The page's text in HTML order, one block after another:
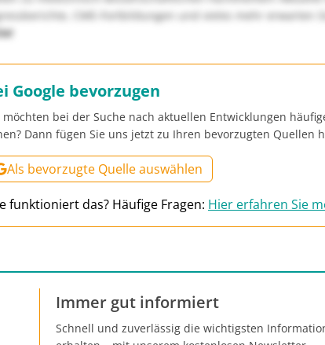
CME-Fortbildungen und vieles mehr erwarten
Google bevorzugen
möchten bei der Suche nach aktuellen Entwicklungen
Dann fügen Sie uns jetzt zu Ihren bevorzugten Quellen
Als bevorzugte Quelle auswählen
funktioniert das? Häufige Fragen: Hier erfahren Sie
Immer gut informiert
Schnell und zuverlässig die wichtigsten